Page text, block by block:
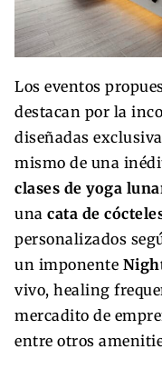
Los eventos
destacan por la
diseñadas
mismo de una
clases de yoga
una cata de
personalizados
un imponente
vivo, healing
mercadito de
entre otros